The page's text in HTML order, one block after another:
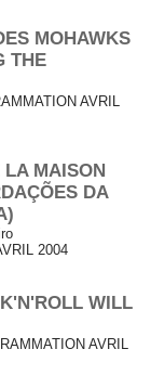
MOHAWKS
THE
AVRIL
LA MAISON
DA
2004
WILL
AVRIL